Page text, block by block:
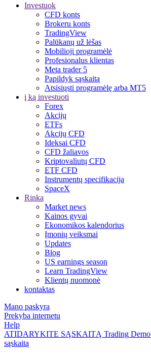
Investuok
CFD konts
Brokeru konts
TradingView
Palūkanų už lėšas
Mobilioji programėlė
Profesionalus klientas
Meta trader 5
Papildyk sąskaitą
Atsisiųsti programėlę arba MT5
į ką investuoti
Forex
Akcijų
ETFs
Akcijų CFD
Ideksai CFD
CFD žaliavos
Kriptovaliutų CFD
ETF CFD
Instrumentų specifikacija
SpaceX
Rinka
Market news
Kainos gyvai
Ekonomikos kalendorius
Įmonių veiksmai
Updates
Blog
US earnings season
Learn TradingView
Klientų nuomonė
kontaktas
Mano paskyra
Prekyba internetu
Help
ATIDARYKITE SĄSKAITĄ Trading Demo
sąskaitą